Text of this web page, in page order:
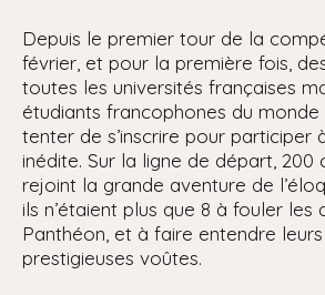
Depuis le premier tour de la
février, et pour la première fois,
toutes les universités françaises
étudiants francophones du monde
tenter de s’inscrire pour participer
inédite. Sur la ligne de départ, 200
rejoint la grande aventure de
ils n’étaient plus que 8 à fouler les
Panthéon, et à faire entendre
prestigieuses voûtes.